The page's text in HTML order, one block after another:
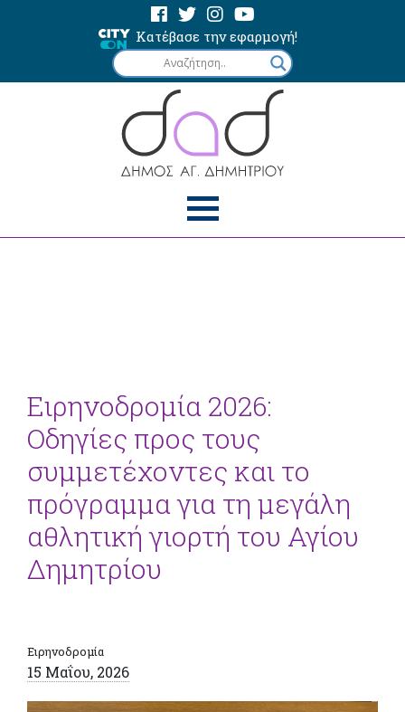
Κατέβασε την εφαρμογή!
Ειρηνοδρομία 2026:
Οδηγίες προς τους
συμμετέχοντες και το
πρόγραμμα για τη μεγάλη
αθλητική γιορτή του Αγίου
Δημητρίου
Ειρηνοδρομία
15 Μαΐου, 2026